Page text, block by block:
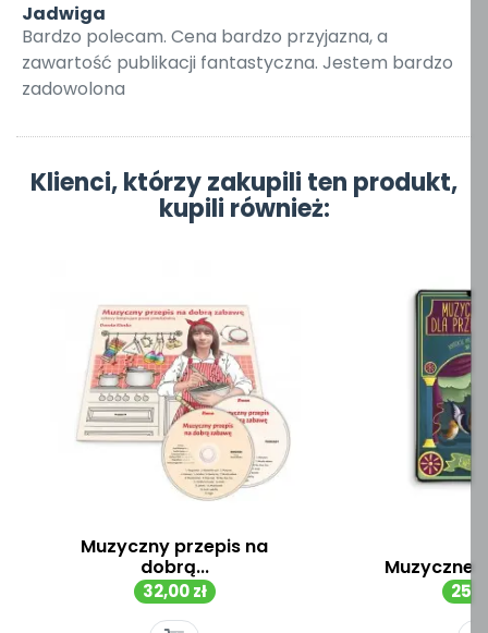
Jadwiga
Bardzo polecam. Cena bardzo przyjazna, a
zawartość publikacji fantastyczna. Jestem bardzo
zadowolona
Klienci, którzy zakupili ten produkt,
kupili również:
Muzyczny przepis na
dobrą...
Cena
32,00 zł
Muzyczne